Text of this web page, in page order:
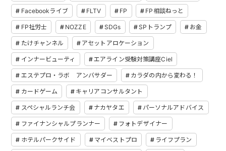
Facebookライブ FLTV FP FP相談ねっと
FP社労士 NOZZE SDGs SPトランプ お金
たけチャンネル アセットアロケーション
インナービューティ エアライン受験対策講座Ciel
エステプロ・ラボ アンバサダー カラダの内から変わる！
カードゲーム キャリアコンサルタント
スペシャルランチ会 ナカヤタエ パーソナルアドバイス
ファイナンシャルプランナー フォトデザイナー
ホテルパークサイド マイベストプロ ライフプラン